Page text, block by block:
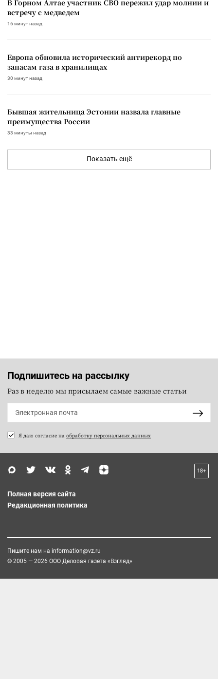
В Горном Алтае участник СВО пережил удар молнии и
встречу с медведем
16 минут назад
Европа обновила исторический антирекорд по
запасам газа в хранилищах
30 минут назад
Бывшая жительница Эстонии назвала главные
преимущества России
33 минуты назад
Показать ещё
Подпишитесь на рассылку
Раз в неделю мы присылаем самые важные статьи
Я даю согласие на обработку персональных данных
18+
Полная версия сайта
Редакционная политика
Пишите нам на information@vz.ru
© 2005 — 2026 ООО Деловая газета «Взгляд»